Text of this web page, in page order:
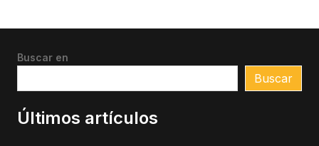
Buscar en
Buscar
Últimos artículos